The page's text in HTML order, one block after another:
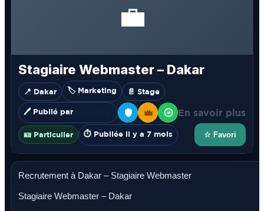
💼
Stagiaire Webmaster – Dakar
📍 Dakar 🏷️ Marketing 📄 Stage
🖊️ Publié par En savoir plus
🪪 Particulier ⏱️ Publiée il y a 7 mois ☆ Favori
Recrutement à Dakar – Stagiaire Webmaster
Stagiaire Webmaster – Dakar